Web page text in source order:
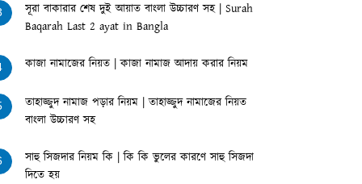
সূরা বাকারার শেষ দুই আয়াত বাংলা উচ্চারণ সহ | Surah
Baqarah Last 2 ayat in Bangla
কাজা নামাজের নিয়ত | কাজা নামাজ আদায় করার নিয়ম
তাহাজ্জুদ নামাজ পড়ার নিয়ম | তাহাজ্জুদ নামাজের নিয়ত
বাংলা উচ্চারণ সহ
সাহু সিজদার নিয়ম কি | কি কি ভুলের কারণে সাহু সিজদা
দিতে হয়